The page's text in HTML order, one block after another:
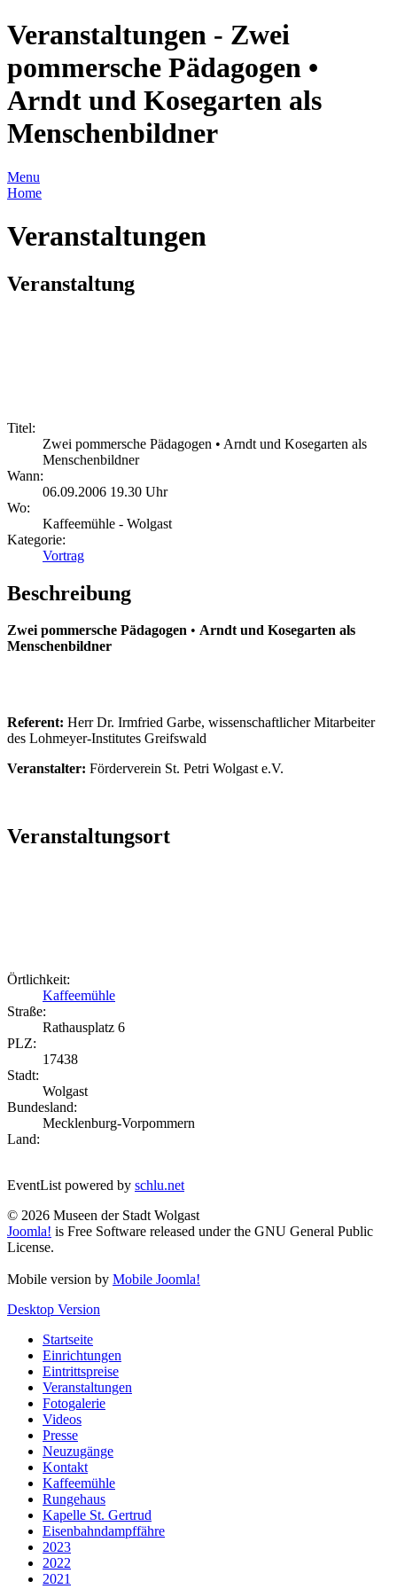
Veranstaltungen - Zwei
pommersche Pädagogen •
Arndt und Kosegarten als
Menschenbildner
Menu
Home
Veranstaltungen
Veranstaltung
Titel:
Zwei pommersche Pädagogen • Arndt und Kosegarten als
Menschenbildner
Wann:
06.09.2006 19.30 Uhr
Wo:
Kaffeemühle - Wolgast
Kategorie:
Vortrag
Beschreibung
Zwei pommersche Pädagogen • Arndt und Kosegarten als
Menschenbildner
Referent: Herr Dr. Irmfried Garbe, wissenschaftlicher Mitarbeiter
des Lohmeyer-Institutes Greifswald
Veranstalter: Förderverein St. Petri Wolgast e.V.
Veranstaltungsort
Örtlichkeit:
Kaffeemühle
Straße:
Rathausplatz 6
PLZ:
17438
Stadt:
Wolgast
Bundesland:
Mecklenburg-Vorpommern
Land:
EventList powered by schlu.net
© 2026 Museen der Stadt Wolgast
Joomla! is Free Software released under the GNU General Public
License.
Mobile version by Mobile Joomla!
Desktop Version
Startseite
Einrichtungen
Eintrittspreise
Veranstaltungen
Fotogalerie
Videos
Presse
Neuzugänge
Kontakt
Kaffeemühle
Rungehaus
Kapelle St. Gertrud
Eisenbahndampffähre
2023
2022
2021